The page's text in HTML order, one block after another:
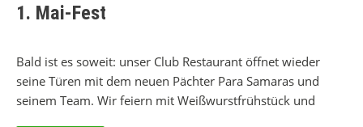
1. Mai-Fest
Bald ist es soweit: unser Club Restaurant öffnet wieder
seine Türen mit dem neuen Pächter Para Samaras und
seinem Team. Wir feiern mit Weißwurstfrühstück und